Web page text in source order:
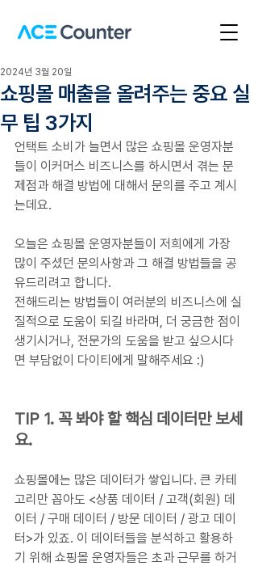
쇼핑몰 매출을 올려주는 중요 실
무 팁 3가지
2024년 3월 20일
언택트 소비가 늘면서 많은 쇼핑몰 운영자분
들이 이커머스 비즈니스를 하시면서 겪는 문
제점과 해결 방법에 대해서 문의를 주고 계시
는데요.
오늘은 쇼핑몰 운영자분들이 저희에게 가장
많이 주셨던 문의사항과 그 해결 방법들을 공
유드리려고 합니다.
전해드리는 방법들이 여러분의 비즈니스에 실
질적으로 도움이 되길 바라며, 더 궁금한 점이
생기시거나, 전문가의 도움을 받고 싶으시다
면 부담없이 다이티에게 말해주세요 :)
TIP 1. 꼭 봐야 할 핵심 데이터만 보세
요.
쇼핑몰에는 많은 데이터가 쌓입니다. 큰 카테
고리만 꼽아도 <상품 데이터 / 고객(회원) 데
이터 / 구매 데이터 / 방문 데이터 / 광고 데이
터>가 있죠. 이 데이터들을 분석하고 활용하
기 위해 쇼핑몰 운영자들은 초과 근무를 하거